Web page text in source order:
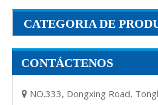
CATEGORIA DE
CONTÁCTENOS
 NO.333, Dongxing Road,